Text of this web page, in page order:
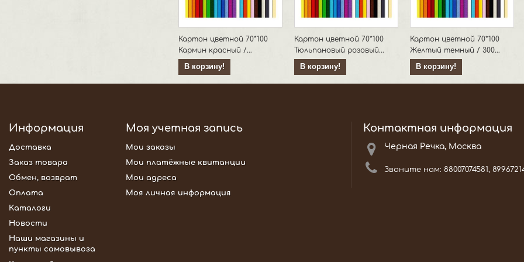
Картон цветной 70*100
Кармин красный /...
В корзину!
Картон цветной 70*100
Тюльпановый розовый...
В корзину!
Картон цветной 70*100
Желтый темный / 300...
В корзину!
Информация
Доставка
Заказ товара
Обмен, возврат
Оплата
Каталоги
Новости
Наши магазины и
пункты самовывоза
Моя учетная запись
Мои заказы
Мои платёжные квитанции
Мои адреса
Моя личная информация
Контактная информация
Черная Речка, Москва
Звоните нам: 88007074581,